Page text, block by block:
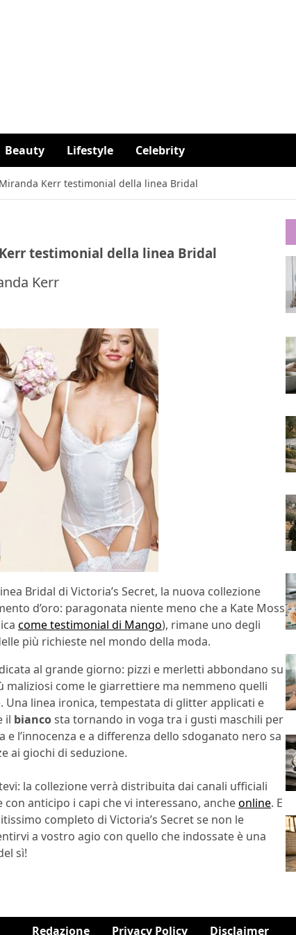
Beauty Lifestyle Celebrity
Kerr testimonial della linea Bridal
testimonial della linea Bridal
Kerr
Bridal di Victoria’s Secret, la nuova collezione
d’oro: paragonata niente meno che a Kate Moss
come testimonial di Mango), rimane uno degli
più richieste nel mondo della moda.
al grande giorno: pizzi e merletti abbondano su
come le giarrettiere ma nemmeno quelli
Una linea ironica, tempestata di glitter applicati e
il biancosta tornando in voga tra i gusti maschili per
e l’innocenza e a differenza dello sdoganato nero sa
ai giochi di seduzione.
la collezione verrà distribuita dai canali ufficiali
anticipo i capi che vi interessano, ancheonline. E
completo di Victoria’s Secret se non le
a vostro agio con quello che indossate è una
sì!
Redazione Privacy Policy Disclaimer